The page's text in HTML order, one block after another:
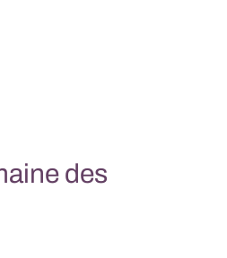
des